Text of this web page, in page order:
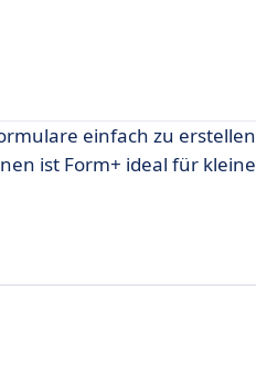
einfach zu erstellen
ist Form+ ideal für kleine